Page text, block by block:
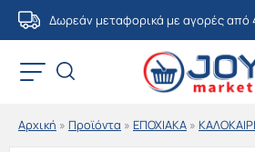
Μετάβαση
στο
περιεχόμενο
Δωρεάν μεταφορικά με αγορές από
Αρχική » Προϊόντα » ΕΠΟΧΙΑΚΑ »